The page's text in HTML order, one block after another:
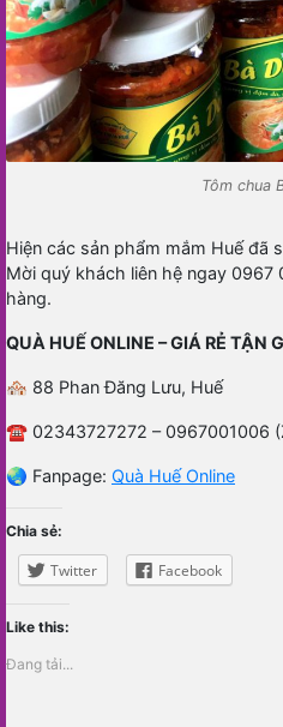
Tôm chua
Hiện các sản phẩm mắm Huế đã
Mời quý khách liên hệ ngay
hàng.
QUÀ HUẾ ONLINE – GIÁ RẺ TẬN
🏘 88 Phan Đăng Lưu, Huế
☎️ 02343727272 – 0967001006
🌏 Fanpage: Quà Huế Online
Chia sẻ:
Twitter Facebook
Like this:
Đang tải...